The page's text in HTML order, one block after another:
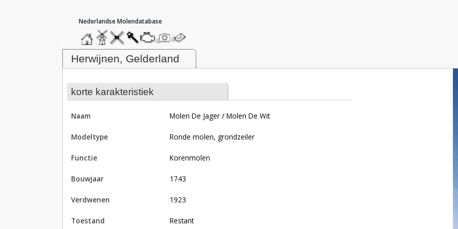
hoofdmenu
homemolendatabase
roedendatabase
assendatabase
motorendatabase
stuur
een
foto
stuur
een
bericht
Molen De Jager / Molen De Wit, Herwijnen
Herwijnen, Gelderland
korte karakteristiek
naam Molen De Jager / Molen De Wit
modeltype Ronde molen, grondzeiler
functie korenmolen
bouwjaar 1743
verdwenen 1923
toestand restant